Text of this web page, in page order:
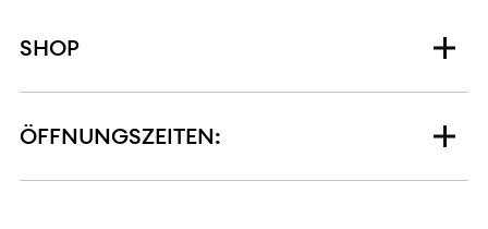
SHOP
ÖFFNUNGSZEITEN: